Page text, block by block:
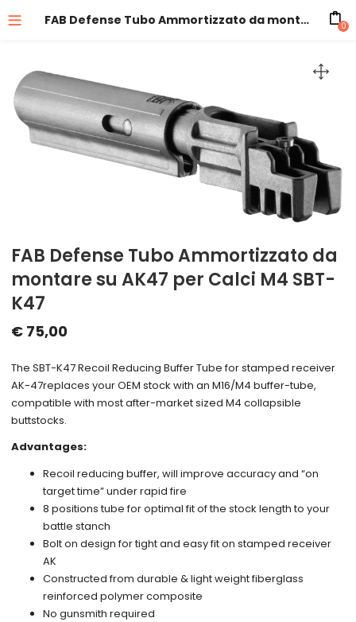
FAB Defense Tubo Ammortizzato da montare su AK47 per Calci M4 SBT-K47 0
FAB Defense Tubo Ammortizzato da
montare su AK47 per Calci M4 SBT-
K47
€ 75,00
The SBT-K47 Recoil Reducing Buffer Tube for stamped receiver
AK-47replaces your OEM stock with an M16/M4 buffer-tube,
compatible with most after-market sized M4 collapsible
buttstocks.
Advantages:
Recoil reducing buffer, will improve accuracy and “on
target time” under rapid fire
8 positions tube for optimal fit of the stock length to your
battle stanch
Bolt on design for tight and easy fit on stamped receiver
AK
Constructed from durable & light weight fiberglass
reinforced polymer composite
No gunsmith required